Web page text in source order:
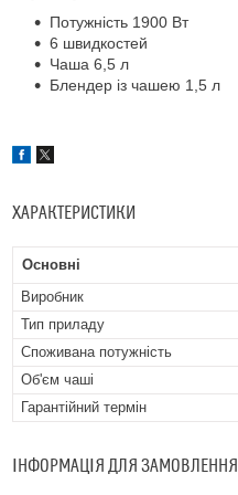
Потужність 1900 Вт
6 швидкостей
Чаша 6,5 л
Блендер із чашею 1,5 л
ХАРАКТЕРИСТИКИ
Основні
Виробник
Тип приладу
Споживана потужність
Об'єм чаші
Гарантійний термін
ІНФОРМАЦІЯ ДЛЯ ЗАМОВЛЕННЯ